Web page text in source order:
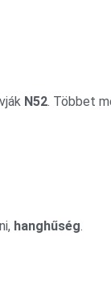
N52. Többet
hanghűség.